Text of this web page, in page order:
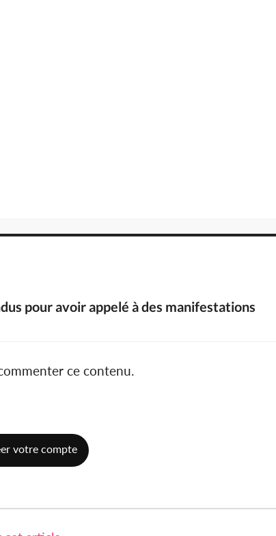
pour avoir appelé à des manifestations
ce contenu.
votre compte